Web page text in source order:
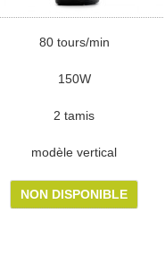
80 tours/min
150W
2 tamis
modèle vertical
NON DISPONIBLE